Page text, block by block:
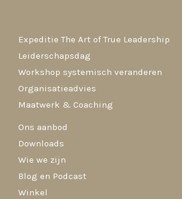
Expeditie The Art of True Leadership
Leiderschapsdag
Workshop systemisch veranderen
Organisatieadvies
Maatwerk & Coaching
Ons aanbod
Downloads
Wie we zijn
Blog en Podcast
Winkel